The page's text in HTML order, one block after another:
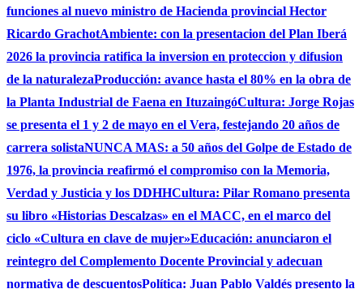
funciones al nuevo ministro de Hacienda provincial Hector
Ricardo GrachotAmbiente: con la presentacion del Plan Iberá
2026 la provincia ratifica la inversion en proteccion y difusion
de la naturalezaProducción: avance hasta el 80% en la obra de
la Planta Industrial de Faena en ItuzaingóCultura: Jorge Rojas
se presenta el 1 y 2 de mayo en el Vera, festejando 20 años de
carrera solistaNUNCA MAS: a 50 años del Golpe de Estado de
1976, la provincia reafirmó el compromiso con la Memoria,
Verdad y Justicia y los DDHHCultura: Pilar Romano presenta
su libro «Historias Descalzas» en el MACC, en el marco del
ciclo «Cultura en clave de mujer»Educación: anunciaron el
reintegro del Complemento Docente Provincial y adecuan
normativa de descuentosPolítica: Juan Pablo Valdés presento la